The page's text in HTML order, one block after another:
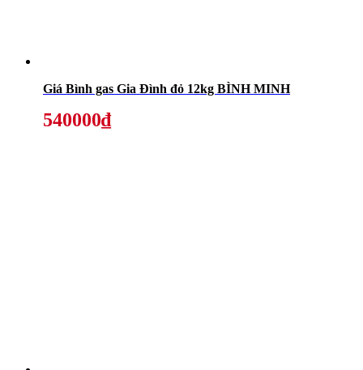
Giá Bình gas Gia Đình đỏ 12kg BÌNH MINH
540000₫